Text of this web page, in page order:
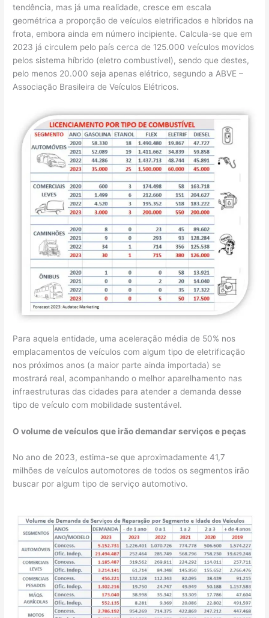
tendência, mas já uma realidade, cresce em escala
geométrica a proporção de veículos eletrificados e híbridos na
frota, embora ainda em número incipiente. Calcula-se que em
2023 já circulem pelo país cerca de 125.000 veículos movidos
pelos sistema híbrido (eletro combustível), sendo que destes,
pelo menos 20.000 seja apenas elétrico, segundo a ABVE –
Associação Brasileira de Veículos Elétricos.
Para aquela entidade, uma aceleração média de 50% nos
emplacamentos de veículos com algum tipo de eletrificação
nos próximos anos (a maior parte ainda importada) se
mostrará real, acompanhando o melhor aparelhamento nas
infraestruturas das cidades para atender a demanda desse
tipo de veículo com mobilidade sustentável.
O volume de veículos que irão demandar serviços e peças
No ano de 2023, estima-se que aproximadamente 41,7
milhões de veículos automotores de todos os segmentos irão
buscar por algum tipo de serviço automotivo.